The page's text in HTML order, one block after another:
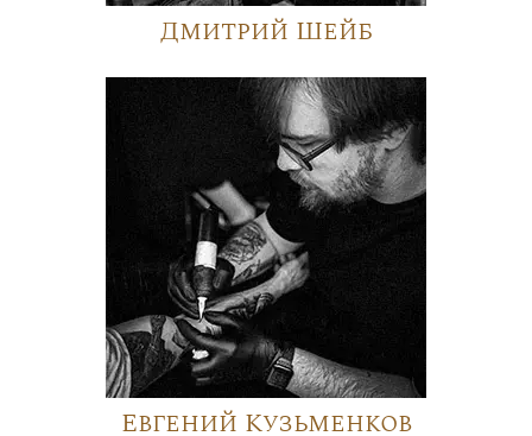
Дмитрий Шейб
Евгений Кузьменков